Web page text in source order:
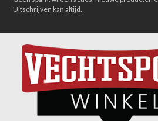
Uitschrijven kan altijd.